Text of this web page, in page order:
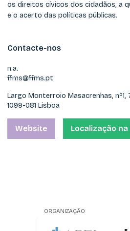
os direitos cívicos dos cidadãos, a
e o acerto das políticas públicas.
Contacte-nos
n.a.
ffms@ffms.pt
Largo Monterroio Masacrenhas, nº1,
1099-081 Lisboa
Website Localização
ORGANIZAÇÃO